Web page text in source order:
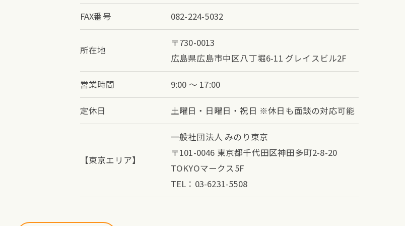
FAX番号 082-224-5032
所在地
〒730-0013
広島県広島市中区八丁堀6-11 グレイスビル2F
営業時間 9:00 ～ 17:00
定休日 土曜日・日曜日・祝日 ※休日も面談の対応可能
【東京エリア】
一般社団法人 みのり東京
〒101-0046 東京都千代田区神田多町2-8-20
TOKYOマークス5F
TEL：03-6231-5508